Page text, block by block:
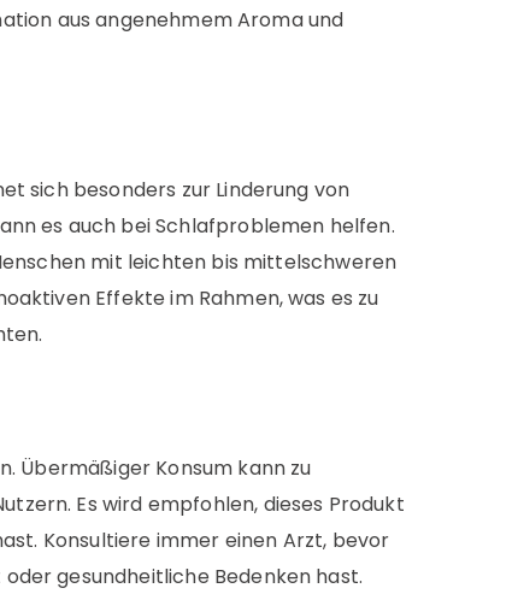
aus angenehmem Aroma und
sich besonders zur Linderung von
es auch bei Schlafproblemen helfen.
mit leichten bis mittelschweren
Effekte im Rahmen, was es zu
Übermäßiger Konsum kann zu
Es wird empfohlen, dieses Produkt
Konsultiere immer einen Arzt, bevor
gesundheitliche Bedenken hast.